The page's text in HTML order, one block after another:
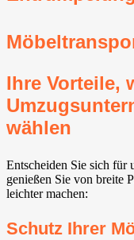
Ihre Vorteile,
wählen
Entscheiden Sie sich für
genießen Sie von breite
leichter machen:
Schutz Ihrer